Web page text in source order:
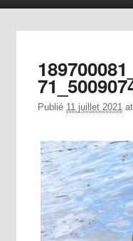
Publié 11 juillet 2021